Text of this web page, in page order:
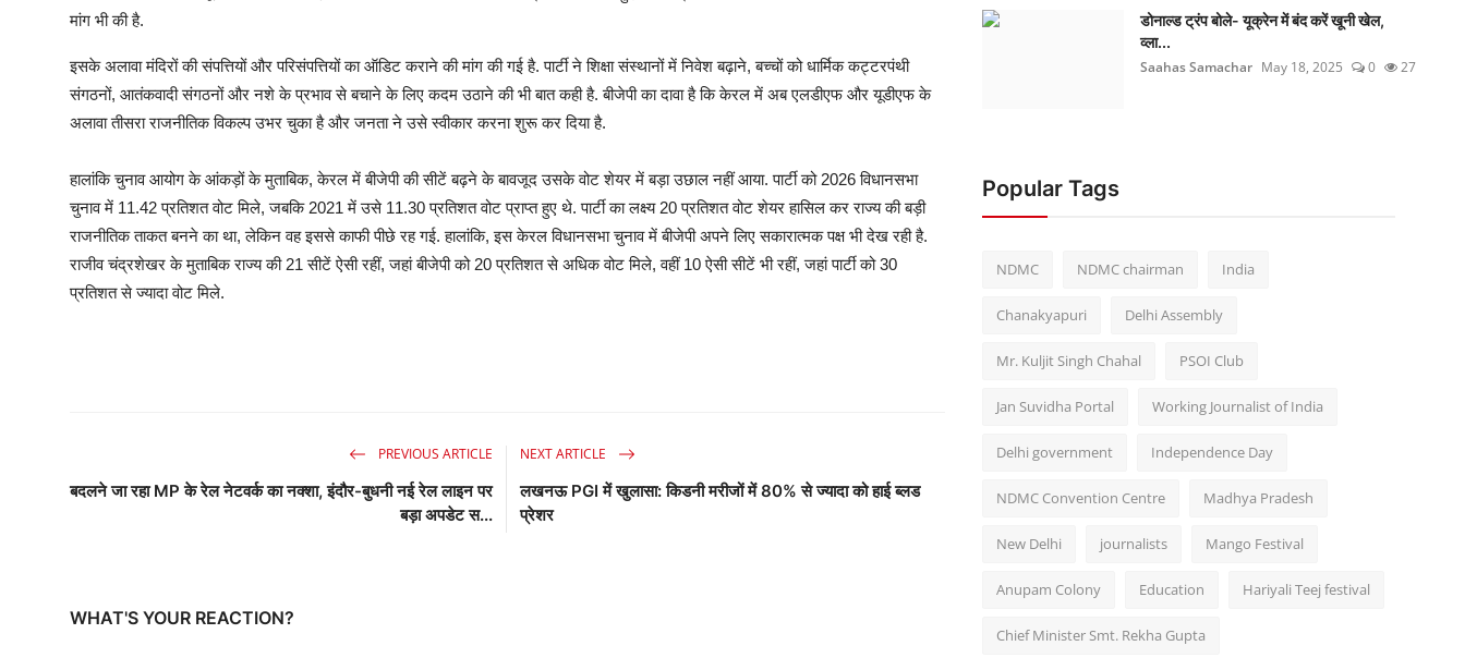
मांग भी की है.
इसके अलावा मंदिरों की संपत्तियों और परिसंपत्तियों का ऑडिट कराने की मांग की गई है. पार्टी ने शिक्षा संस्थानों में निवेश बढ़ाने, बच्चों को धार्मिक कट्टरपंथी
संगठनों, आतंकवादी संगठनों और नशे के प्रभाव से बचाने के लिए कदम उठाने की भी बात कही है. बीजेपी का दावा है कि केरल में अब एलडीएफ और यूडीएफ के
अलावा तीसरा राजनीतिक विकल्प उभर चुका है और जनता ने उसे स्वीकार करना शुरू कर दिया है.
हालांकि चुनाव आयोग के आंकड़ों के मुताबिक, केरल में बीजेपी की सीटें बढ़ने के बावजूद उसके वोट शेयर में बड़ा उछाल नहीं आया. पार्टी को 2026 विधानसभा
चुनाव में 11.42 प्रतिशत वोट मिले, जबकि 2021 में उसे 11.30 प्रतिशत वोट प्राप्त हुए थे. पार्टी का लक्ष्य 20 प्रतिशत वोट शेयर हासिल कर राज्य की बड़ी
राजनीतिक ताकत बनने का था, लेकिन वह इससे काफी पीछे रह गई. हालांकि, इस केरल विधानसभा चुनाव में बीजेपी अपने लिए सकारात्मक पक्ष भी देख रही है.
राजीव चंद्रशेखर के मुताबिक राज्य की 21 सीटें ऐसी रहीं, ​जहां बीजेपी को 20 प्रतिशत से अधिक वोट मिले, वहीं 10 ऐसी सीटें भी रहीं, जहां पार्टी को 30
प्रतिशत से ज्यादा वोट मिले.
PREVIOUS ARTICLE
बदलने जा रहा MP के रेल नेटवर्क का नक्शा, इंदौर-बुधनी नई रेल लाइन पर
बड़ा अपडेट स...
NEXT ARTICLE
लखनऊ PGI में खुलासा: किडनी मरीजों में 80% से ज्यादा को हाई ब्लड
प्रेशर
WHAT'S YOUR REACTION?
डोनाल्ड ट्रंप बोले- यूक्रेन में बंद करें खूनी खेल,
व्ला...
Saahas Samachar May 18, 2025 0 27
Popular Tags
NDMC NDMC chairman India
Chanakyapuri Delhi Assembly
Mr. Kuljit Singh Chahal PSOI Club
Jan Suvidha Portal Working Journalist of India
Delhi government Independence Day
NDMC Convention Centre Madhya Pradesh
New Delhi journalists Mango Festival
Anupam Colony Education Hariyali Teej festival
Chief Minister Smt. Rekha Gupta